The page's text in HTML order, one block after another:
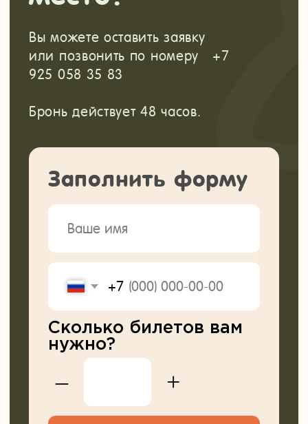
Онлайн-школа инструкторов
Научитесь проводить детские походы
безопасно и полезно.
Новый поток стартует в ноябре 2026.
Подписывайтесь!
Рассказываем про развитие детей
через походы, делимся кейсами из
нашей работы, рассуждаем на сложные
темы воспитания детей. Все, что нам
подписывайтесь, чтобы не
Все анонсы походов публикуем в
наших каналах.